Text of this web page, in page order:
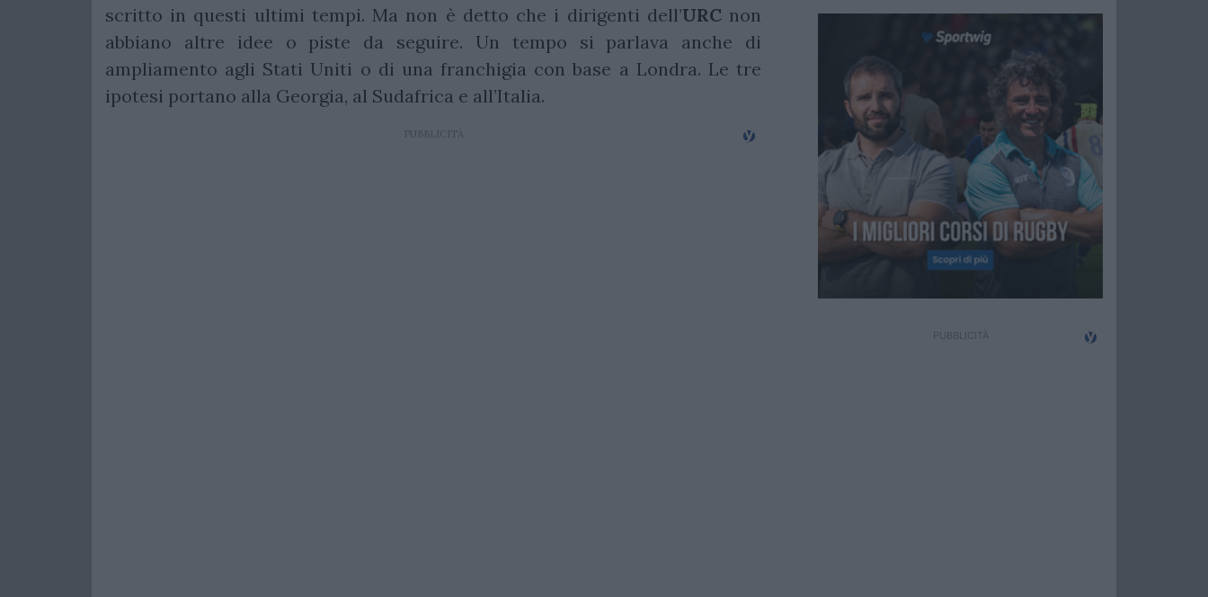
scritto in questi ultimi tempi. Ma non è detto che i dirigenti dell’URCnon
abbiano altre idee o piste da seguire. Un tempo si parlava anche di
ampliamento agli Stati Uniti o di una franchigia con base a Londra. Le tre
ipotesi portano alla Georgia, al Sudafrica e all’Italia.